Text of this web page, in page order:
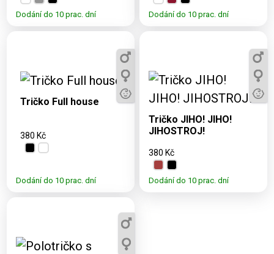
Dodání do 10 prac. dní Dodání do 10 prac. dní
3, 5, 7, 9, 11, XS, S,
M, L, XL, XXL
Tričko Full house
380 Kč
Dodání do 10 prac. dní
Dostupné varianty:
3, 5, 7, 9, 11, S, M, L,
XL, XXL
Tričko JIHO! JIHO!
JIHOSTROJ!
380 Kč
Dodání do 10 prac. dní